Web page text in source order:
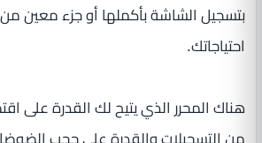
بتسجيل الشاشة بأكملها أو جزء معين
احتياجاتك.
هناك المحرر الذي يتيح لك القدرة على